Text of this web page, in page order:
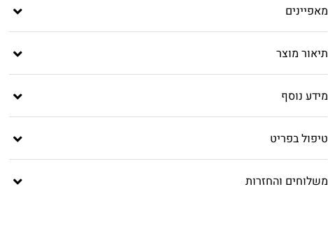
מאפיינים
תיאור מוצר
מידע נוסף
טיפול בפריט
משלוחים והחזרות